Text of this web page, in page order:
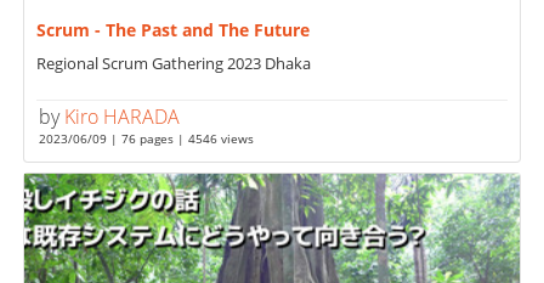
Scrum - The Past and The Future
Regional Scrum Gathering 2023 Dhaka
byKiro HARADA
2023/06/09 | 76 pages | 4546 views